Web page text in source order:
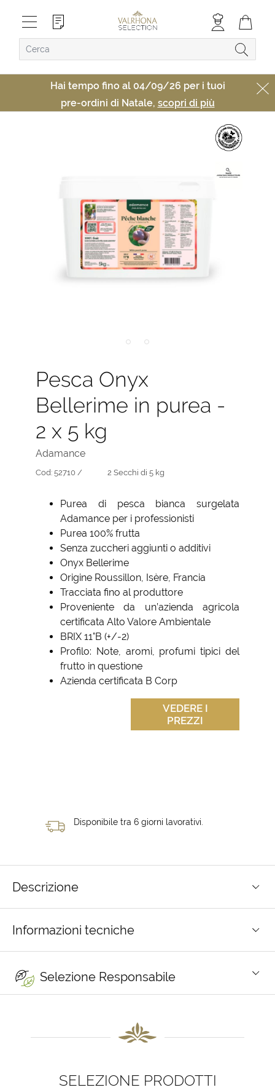
Hai tempo fino al 04/09/26 per i tuoi
pre-ordini di Natale, scopri di più
Pesca Onyx
Bellerime in purea -
2 x 5 kg
Adamance
Cod: 52710 / 2 Secchi di 5 kg
Purea di pesca bianca surgelata
Adamance per i professionisti
Purea 100% frutta
Senza zuccheri aggiunti o additivi
Onyx Bellerime
Origine Roussillon, Isère, Francia
Tracciata fino al produttore
Proveniente da un’azienda agricola
certificata Alto Valore Ambientale
BRIX 11°B (+/-2)
Profilo: Note, aromi, profumi tipici del
frutto in questione
Azienda certificata B Corp
VEDERE I
PREZZI
Disponibile tra 6 giorni lavorativi.
Descrizione
Informazioni tecniche
Selezione Responsabile
SELEZIONE PRODOTTI